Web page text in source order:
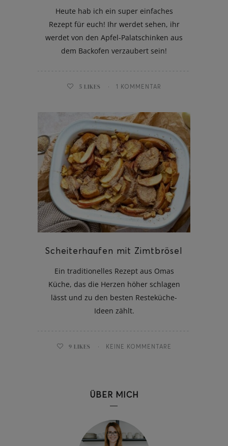
Heute hab ich ein super einfaches
Rezept für euch! Ihr werdet sehen, ihr
werdet von den Apfel-Palatschinken aus
dem Backofen verzaubert sein!
5 LIKES 1 KOMMENTAR
Scheiterhaufen mit Zimtbrösel
Ein traditionelles Rezept aus Omas
Küche, das die Herzen höher schlagen
lässt und zu den besten Resteküche-
Ideen zählt.
9 LIKES KEINE KOMMENTARE
ÜBER MICH